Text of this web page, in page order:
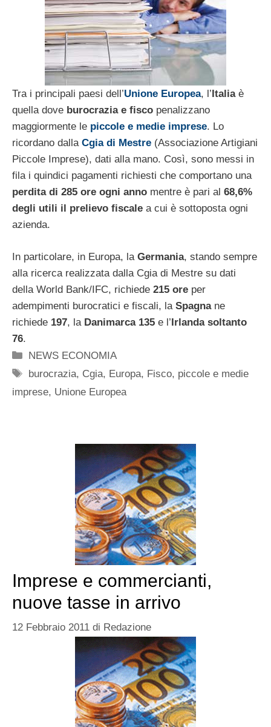
Tra i principali paesi dell’Unione Europea, l’Italiaè
quella dove burocrazia e fisco penalizzano
maggiormente le piccole e medie imprese. Lo
ricordano dalla Cgia di Mestre (Associazione Artigiani
Piccole Imprese), dati alla mano. Così, sono messi in
fila i quindici pagamenti richiesti che comportano una
perdita di 285 ore ogni anno mentre è pari al 68,6%
degli utili il prelievo fiscale a cui è sottoposta ogni
azienda.
In particolare, in Europa, la Germania, stando sempre
alla ricerca realizzata dalla Cgia di Mestre su dati
della World Bank/IFC, richiede 215 ore per
adempimenti burocratici e fiscali, la Spagnane
richiede 197, la Danimarca 135 e l’Irlanda soltanto
76.
Categorie
NEWS ECONOMIA
Tag
burocrazia, Cgia, Europa, Fisco, piccole e medie
imprese, Unione Europea
Imprese e commercianti,
nuove tasse in arrivo
12 Febbraio 2011 di Redazione